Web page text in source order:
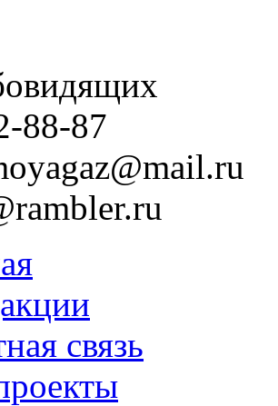
88-87
связь